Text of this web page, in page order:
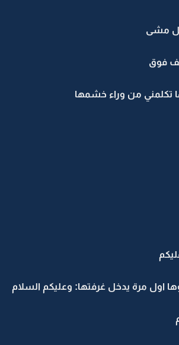
مشى
فوق
تكلمني من وراء خشمها
اول مرة يدخل غرفتها: وعليكم السلام